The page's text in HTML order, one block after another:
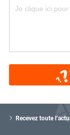
Recevez toute
o